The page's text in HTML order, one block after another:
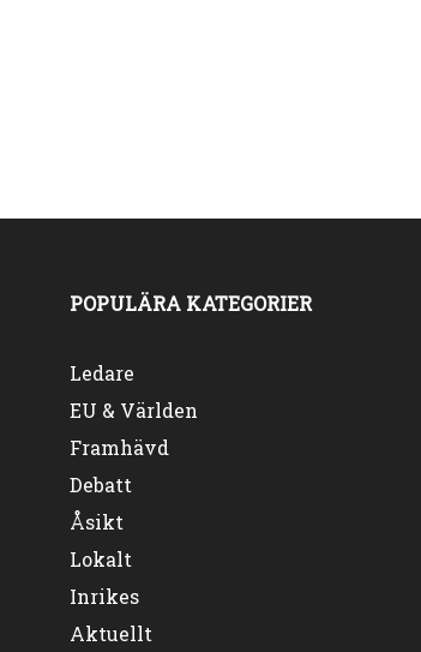
POPULÄRA KATEGORIER
Ledare
EU & Världen
Framhävd
Debatt
Åsikt
Lokalt
Inrikes
Aktuellt